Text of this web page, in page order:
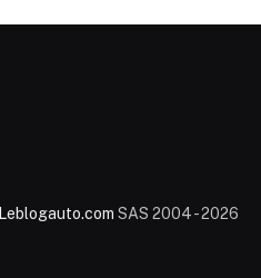
Leblogauto.com SAS 2004 - 2026